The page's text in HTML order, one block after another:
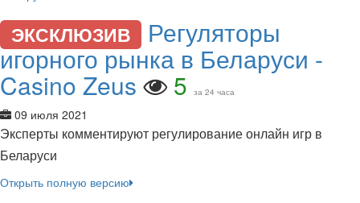
ЭКСКЛЮЗИВ Регуляторы
игорного рынка в Беларуси -
Casino Zeus 5 за 24 часа
09 июля 2021
Эксперты комментируют регулирование онлайн игр в
Беларуси
Открыть полную версию